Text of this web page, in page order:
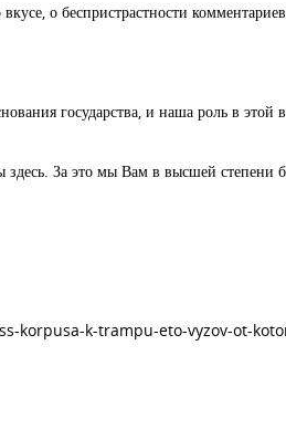
о беспристрастности
государства, и наша роль в этой
За это мы Вам в высшей степени
korpusa-k-trampu-eto-vyzov-ot-